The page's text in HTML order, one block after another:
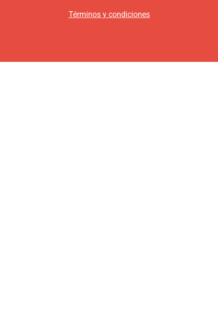
Términos y condiciones